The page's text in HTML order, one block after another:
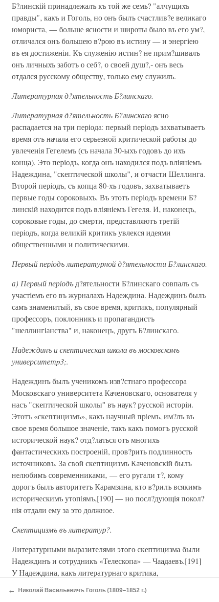
Б?линскій принадлежалъ къ той же семь? "алчущихъ
правды", какъ и Гоголь, но онъ былъ счастлив?е великаго
юмориста, — больше ясности и широты было въ его ум?,
отличался онъ большею в?рою въ истину — и энергіею
въ ея достиженіи. Къ служенію истин? не прим?шивалъ
онъ личныхъ заботъ о себ?, о своей душ?,- онъ весь
отдался русскому обществу, только ему служилъ.
Литературная д?ятельность Б?линскаго.
Литературная д?ятельность Б?линскагоясно
распадается на три періода: первый періодъ захватываетъ
время отъ начала его серьезной критической работы до
увлеченія Гегелемъ (съ начала 30-ыхъ годовъ до ихъ
конца). Это періодъ, когда онъ находился подъ вліяніемъ
Надеждина, "скептической школы", и отчасти Шеллинга.
Второй періодъ, съ копца 80-хъ годовъ, захватываетъ
первые годы сороковыхъ. Въ этотъ періодъ времени Б?
линскій находится подъ вліяніемъ Гегеля. И, наконецъ,
сороковые годы, до смерти, представляютъ третій
періодъ, когда великій критикъ увлекся идеями
общественными и политическими.
Первый періодъ литературной д?ятельности Б?линскаго.
а) Первый періодъ д?ятельности Б?линскаго совпалъ съ
участіемъ его въ журналахъ Надеждина. Надеждинъ былъ
самъ знаменитый, въ свое время, критикъ, популярный
профессоръ, поклонникъ и пропагандистъ
"шеллингіанства" и, наконецъ, другъ Б?линскаго.
Надеждинъ и скептическая школа въ московскомъ
университетp3;.
Надеждинъ былъ ученикомъ изв?стнаго профессора
Московскаго университета Каченовскаго, основателя y
насъ "скептической школы" въ наук? русской исторіи.
Этотъ «скептицизмъ», какъ научный пріемъ, им?лъ въ
свое время большое значеніе, такъ какъ помогъ русской
исторической наук? отд?латься отъ многихъ
фантастическихъ построеній, пров?рить подлинность
источниковъ. За свой скептицизмъ Каченовскій былъ
нелюбимъ современниками, — его ругали т?, кому
дорогъ былъ авторитетъ Карамзина, кто в?рилъ всякимъ
историческимъ утопіямъ,[190] — но посл?дующія покол?
нія отдали ему за это должное.
Скептицизмъ въ литератур?.
Литературными выразителями этого скептицизма были
Надеждинъ и сотрудникъ «Телескопа» — Чаадаевъ.[191]
У Надеждина, какъ литературнаго критика,
русской исторической жизни, какъ y Чаадаева, и, въ то же
← Николай Васильевичъ Гоголь (1809–1852 г.)